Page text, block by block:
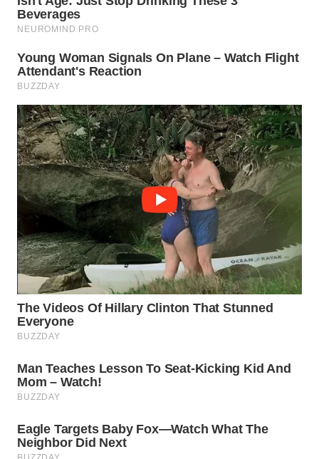
WN
WN
DAIRI
WN
DANAU
TOBA
WN
NIAS
WN
LANGKAT
WN
TAPANULI
SELATAN
WN
TANJUNG
LESUNG
WN
KARO